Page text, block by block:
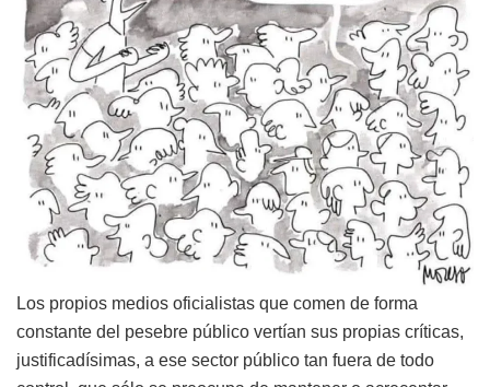
Los propios medios oficialistas que comen de forma
constante del pesebre público vertían sus propias críticas,
justificadísimas, a ese sector público tan fuera de todo